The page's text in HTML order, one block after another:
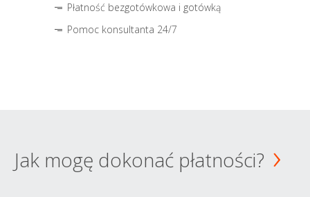
Płatność bezgotówkowa i gotówką
Pomoc konsultanta 24/7
Jak mogę dokonać płatności?